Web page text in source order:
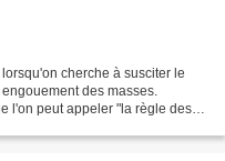
cherche à susciter le
des masses.
l'on peut appeler "la règle des 7